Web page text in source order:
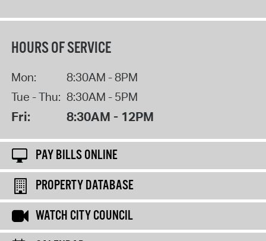
HOURS OF SERVICE
Mon:
8:30AM - 8PM
Tue - Thu: 8:30AM - 5PM
Fri: 8:30AM - 12PM
PAY BILLS ONLINE
PROPERTY DATABASE
WATCH CITY COUNCIL